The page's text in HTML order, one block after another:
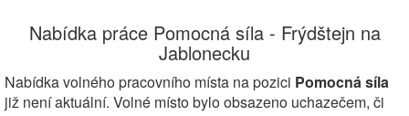
Nabídka práce Pomocná síla - Frýdštejn na
Jablonecku
Nabídka volného pracovního místa na pozici Pomocná síla
již není aktuální. Volné místo bylo obsazeno uchazečem, či